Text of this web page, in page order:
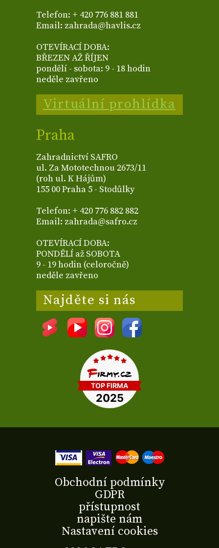
Telefon: + 420 776 881 881
Email: zahrada@havlis.cz
OTEVÍRACÍ DOBA:
BŘEZEN AŽ ŘÍJEN
pondělí - sobota: 9 - 18 hodin
neděle zavřeno
Virtuální prohlídka
Praha
Zahradnictví SAFRO
ul. Za Mototechnou 2673/11
(roh ul. K Hájům)
155 00 Praha 5 - Stodůlky
Telefon: + 420 776 882 882
Email: zahrada@safro.cz
OTEVÍRACÍ DOBA:
PONDĚLÍ až SOBOTA
9 - 19 hodin (celoročně)
neděle zavřeno
Najděte si nás
Obchodní podmínky
GDPR
přístupnost
napište nám
Nastavení cookies